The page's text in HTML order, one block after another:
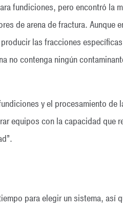
fundiciones, pero encontró
de arena de fractura. Aunque
las fracciones
no contenga ningún
y el procesamiento
equipos con la capacidad
para elegir un sistema, así